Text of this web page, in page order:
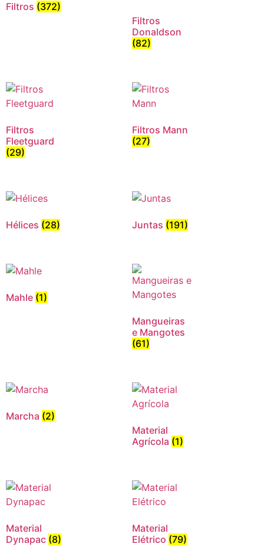
Filtros (372)
Filtros
Donaldson
(82)
Filtros
Fleetguard
(29)
Filtros Mann
(27)
Hélices (28) Juntas (191)
Mahle (1)
Mangueiras
e Mangotes
(61)
Marcha (2)
Material
Agrícola (1)
Material
Dynapac (8)
Material
Elétrico (79)